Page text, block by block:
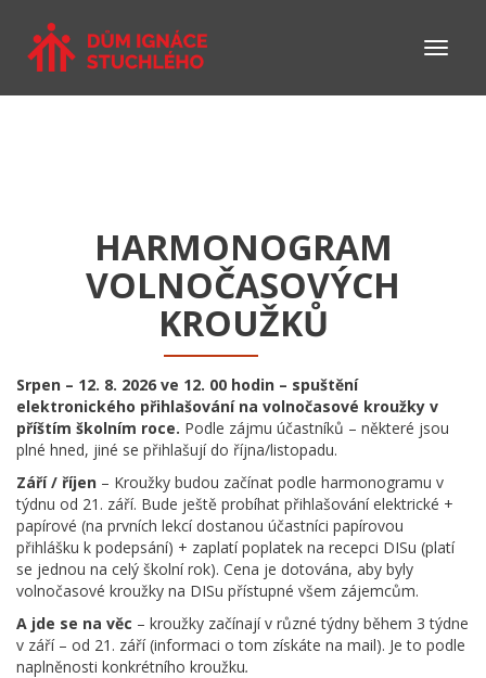
HARMONOGRAM
VOLNOČASOVÝCH
KROUŽKŮ
Srpen – 12. 8. 2026 ve 12. 00 hodin – spuštění
elektronického přihlašování na volnočasové kroužky v
příštím školním roce. Podle zájmu účastníků – některé jsou
plné hned, jiné se přihlašují do října/listopadu.
Září / říjen – Kroužky budou začínat podle harmonogramu v
týdnu od 21. září. Bude ještě probíhat přihlašování elektrické +
papírové (na prvních lekcí dostanou účastníci papírovou
přihlášku k podepsání) + zaplatí poplatek na recepci DISu (platí
se jednou na celý školní rok). Cena je dotována, aby byly
volnočasové kroužky na DISu přístupné všem zájemcům.
A jde se na věc – kroužky začínají v různé týdny během 3 týdne
v září – od 21. září (informaci o tom získáte na mail). Je to podle
naplněnosti konkrétního kroužku.